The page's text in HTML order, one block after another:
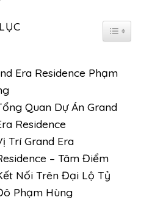
TOGGLE
Era Residence Phạm
Quan Dự Án Grand
Residence
Trí Grand Era
– Tâm Điểm
Nối Trên Đại Lộ Tỷ
Phạm Hùng